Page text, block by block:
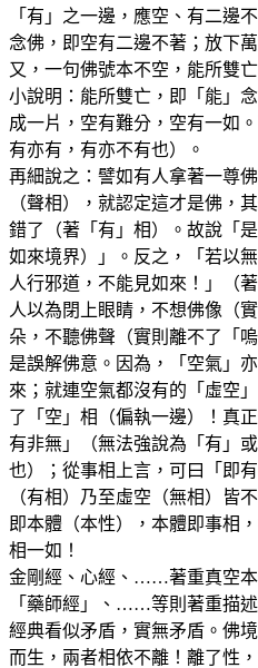
「有」之一邊，應空、有二邊
念佛，即空有二邊不著；放下
又，一句佛號本不空，能所雙亡
小說明：能所雙亡，即「能」
成一片，空有難分，空有一如
有亦有，有亦不有也）。
再細說之：譬如有人拿著一尊
（聲相），就認定這才是佛，
錯了（著「有」相）。故說「
如來境界）」。反之，「若以
人行邪道，不能見如來！」（
人以為閉上眼睛，不想佛像（
朵，不聽佛聲（實則離不了「
是誤解佛意。因為，「空氣」
來；就連空氣都沒有的「虛空
了「空」相（偏執一邊）！真
有非無」（無法強說為「有」
也）；從事相上言，可曰「即
（有相）乃至虛空（無相）皆
即本體（本性），本體即事相
相一如！
金剛經、心經、……著重真空本
「藥師經」、……等則著重描
經典看似矛盾，實無矛盾。佛
而生，兩者相依不離！離了性